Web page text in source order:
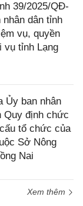
39/2025/QĐ-
nhân dân tỉnh
vụ, quyền
vụ tỉnh Lạng
Ủy ban nhân
Quy định chức
tổ chức của
Sở Nông
Nai
Xem thêm